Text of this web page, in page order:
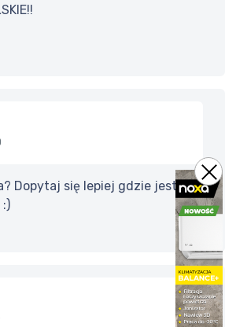
Dopytaj się lepiej gdzie jest